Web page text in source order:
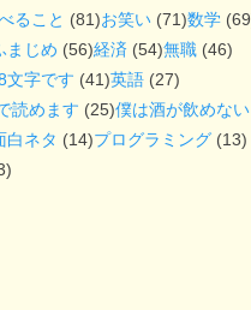
ること (81)お笑い (71)数学
まじめ (56)経済 (54)無職 (46)
文字です (41)英語 (27)
読めます (25)僕は酒が飲めない
白ネタ (14)プログラミング (13)